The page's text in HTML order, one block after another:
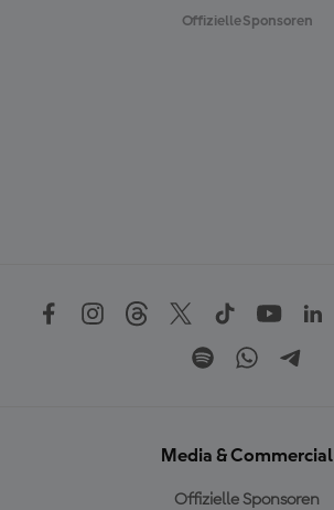
Offizielle Sponsoren
Media & Commercial
Offizielle Sponsoren